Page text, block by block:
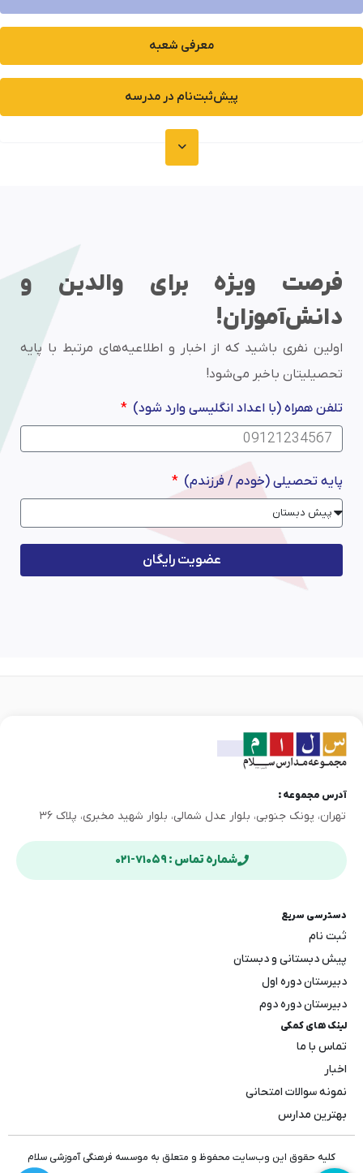
معرفی شعبه
پیش‌ثبت‌نام در مدرسه
فرصت ویژه برای والدین و
دانش‌آموزان!
اولین نفری باشید که از اخبار و اطلاعیه‌های مرتبط با پایه
تحصیلیتان باخبر می‌شود!
تلفن همراه (با اعداد انگلیسی وارد شود)
پایه تحصیلی (خودم / فرزندم)
عضویت رایگان
آدرس مجموعه :
تهران، پونک جنوبی، بلوار عدل شمالی، بلوار شهید مخبری، پلاک ۳۶
شماره تماس : ۷۱۰۵۹-۰۲۱
دسترسی سریع
ثبت نام
پیش دبستانی و دبستان
دبیرستان دوره اول
دبیرستان دوره دوم
لینک های کمکی
تماس با ما
اخبار
نمونه سوالات امتحانی
بهترین مدارس
کلیه حقوق این وب‌سایت محفوظ و متعلق به موسسه فرهنگی آموزشی سلام